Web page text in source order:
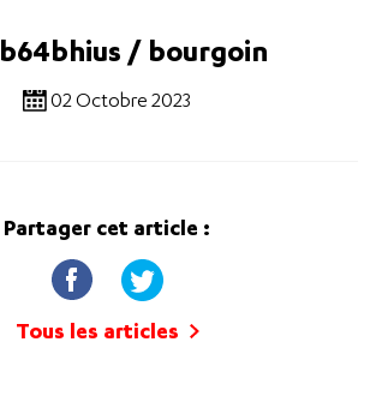
b64bhius / bourgoin
02 Octobre 2023
Partager cet article :
Tous les articles